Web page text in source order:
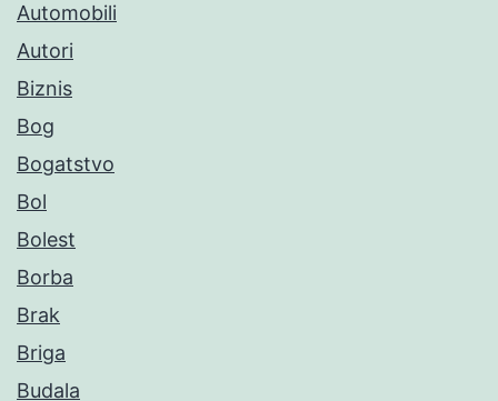
Automobili
Autori
Biznis
Bog
Bogatstvo
Bol
Bolest
Borba
Brak
Briga
Budala